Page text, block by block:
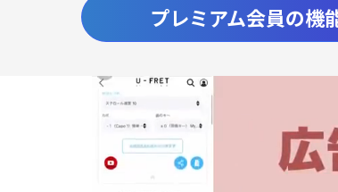
プレミアム会員の機